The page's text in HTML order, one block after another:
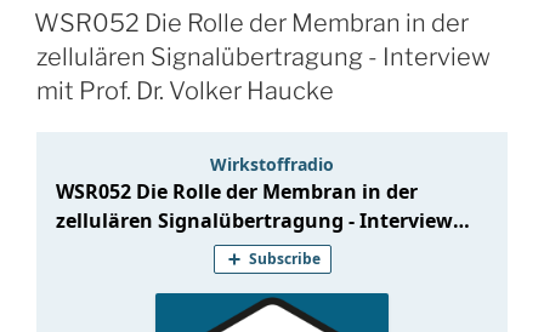
WSR052 Die Rolle der Membran in der
zellulären Signalübertragung - Interview
mit Prof. Dr. Volker Haucke